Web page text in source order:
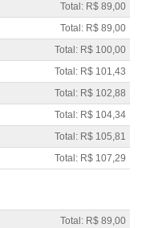
Total: R$ 89,00
Total: R$ 89,00
Total: R$ 100,00
Total: R$ 101,43
Total: R$ 102,88
Total: R$ 104,34
Total: R$ 105,81
Total: R$ 107,29
Total: R$ 89,00